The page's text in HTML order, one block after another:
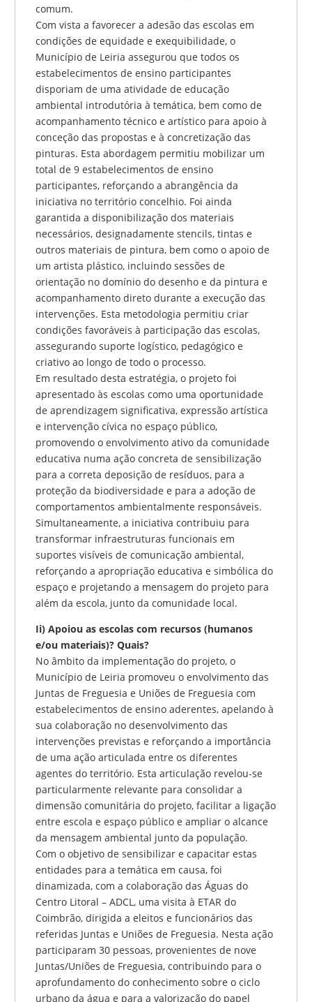
comum.
Com vista a favorecer a adesão das escolas em
condições de equidade e exequibilidade, o
Município de Leiria assegurou que todos os
estabelecimentos de ensino participantes
disporiam de uma atividade de educação
ambiental introdutória à temática, bem como de
acompanhamento técnico e artístico para apoio à
conceção das propostas e à concretização das
pinturas. Esta abordagem permitiu mobilizar um
total de 9 estabelecimentos de ensino
participantes, reforçando a abrangência da
iniciativa no território concelhio. Foi ainda
garantida a disponibilização dos materiais
necessários, designadamente stencils, tintas e
outros materiais de pintura, bem como o apoio de
um artista plástico, incluindo sessões de
orientação no domínio do desenho e da pintura e
acompanhamento direto durante a execução das
intervenções. Esta metodologia permitiu criar
condições favoráveis à participação das escolas,
assegurando suporte logístico, pedagógico e
criativo ao longo de todo o processo.
Em resultado desta estratégia, o projeto foi
apresentado às escolas como uma oportunidade
de aprendizagem significativa, expressão artística
e intervenção cívica no espaço público,
promovendo o envolvimento ativo da comunidade
educativa numa ação concreta de sensibilização
para a correta deposição de resíduos, para a
proteção da biodiversidade e para a adoção de
comportamentos ambientalmente responsáveis.
Simultaneamente, a iniciativa contribuiu para
transformar infraestruturas funcionais em
suportes visíveis de comunicação ambiental,
reforçando a apropriação educativa e simbólica do
espaço e projetando a mensagem do projeto para
além da escola, junto da comunidade local.
Ii) Apoiou as escolas com recursos (humanos
e/ou materiais)? Quais?
No âmbito da implementação do projeto, o
Município de Leiria promoveu o envolvimento das
Juntas de Freguesia e Uniões de Freguesia com
estabelecimentos de ensino aderentes, apelando à
sua colaboração no desenvolvimento das
intervenções previstas e reforçando a importância
de uma ação articulada entre os diferentes
agentes do território. Esta articulação revelou-se
particularmente relevante para consolidar a
dimensão comunitária do projeto, facilitar a ligação
entre escola e espaço público e ampliar o alcance
da mensagem ambiental junto da população.
Com o objetivo de sensibilizar e capacitar estas
entidades para a temática em causa, foi
dinamizada, com a colaboração das Águas do
Centro Litoral – ADCL, uma visita à ETAR do
Coimbrão, dirigida a eleitos e funcionários das
referidas Juntas e Uniões de Freguesia. Nesta ação
participaram 30 pessoas, provenientes de nove
Juntas/Uniões de Freguesia, contribuindo para o
aprofundamento do conhecimento sobre o ciclo
urbano da água e para a valorização do papel